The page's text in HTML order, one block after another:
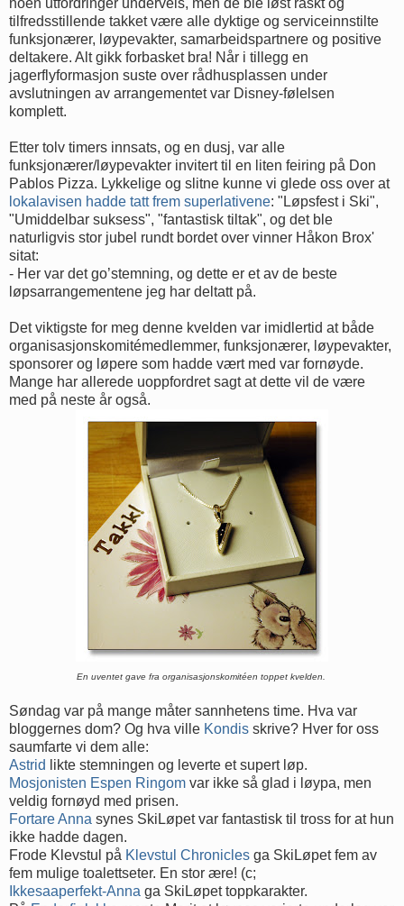
tilfredsstillende takket være alle dyktige og serviceinnstilte
funksjonærer, løypevakter, samarbeidspartnere og positive
deltakere. Alt gikk forbasket bra! Når i tillegg en
jagerflyformasjon suste over rådhusplassen under
avslutningen av arrangementet var Disney-følelsen
komplett.
Etter tolv timers innsats, og en dusj, var alle
funksjonærer/løypevakter invitert til en liten feiring på Don
Pablos Pizza. Lykkelige og slitne kunne vi glede oss over at
lokalavisen hadde tatt frem superlativene: "Løpsfest i Ski",
"Umiddelbar suksess", "fantastisk tiltak", og det ble
naturligvis stor jubel rundt bordet over vinner Håkon Brox'
sitat:
- Her var det go’stemning, og dette er et av de beste
løpsarrangementene jeg har deltatt på.
Det viktigste for meg denne kvelden var imidlertid at både
organisasjonskomitémedlemmer, funksjonærer, løypevakter,
sponsorer og løpere som hadde vært med var fornøyde.
Mange har allerede uoppfordret sagt at dette vil de være
med på neste år også.
En uventet gave fra organisasjonskomitéen toppet kvelden.
Søndag var på mange måter sannhetens time. Hva var
bloggernes dom? Og hva ville Kondis skrive? Hver for oss
saumfarte vi dem alle:
Astrid
likte stemningen og leverte et supert løp.
Mosjonisten Espen Ringom var ikke så glad i løypa, men
veldig fornøyd med prisen.
Fortare Anna synes SkiLøpet var fantastisk til tross for at hun
ikke hadde dagen.
Frode Klevstul på Klevstul Chronicles ga SkiLøpet fem av
fem mulige toalettseter. En stor ære! (c;
Ikkesaaperfekt-Anna ga SkiLøpet toppkarakter.